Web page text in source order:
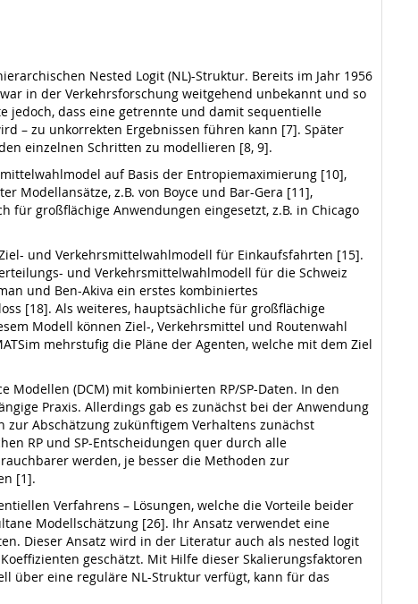
Nested Logit (NL)-Struktur. Bereits im Jahr 1956
in der Verkehrsforschung weitgehend unbekannt und so
jedoch, dass eine getrennte und damit sequentielle
– zu unkorrekten Ergebnissen führen kann [7]. Später
einzelnen Schritten zu modellieren [8, 9].
auf Basis der Entropiemaximierung [10],
Modellansätze, z.B. von Boyce und Bar-Gera [11],
für großflächige Anwendungen eingesetzt, z.B. in Chicago
und Verkehrsmittelwahlmodell für Einkaufsfahrten [15].
und Verkehrsmittelwahlmodell für die Schweiz
und Ben-Akiva ein erstes kombiniertes
[18]. Als weiteres, hauptsächliche für großflächige
Modell können Ziel-, Verkehrsmittel und Routenwahl
mehrstufig die Pläne der Agenten, welche mit dem Ziel
(DCM) mit kombinierten RP/SP-Daten. In den
Praxis. Allerdings gab es zunächst bei der Anwendung
zur Abschätzung zukünftigem Verhaltens zunächst
RP und SP-Entscheidungen quer durch alle
werden, je besser die Methoden zur
[1].
Verfahrens – Lösungen, welche die Vorteile beider
Modellschätzung [26]. Ihr Ansatz verwendet eine
Dieser Ansatz wird in der Literatur auch als nested logit
geschätzt. Mit Hilfe dieser Skalierungsfaktoren
über eine reguläre NL-Struktur verfügt, kann für das